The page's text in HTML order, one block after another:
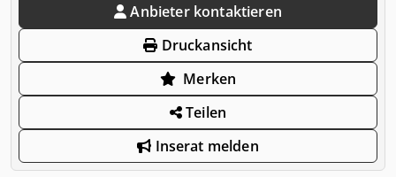
Anbieter kontaktieren
Druckansicht
Merken
Teilen
Inserat melden